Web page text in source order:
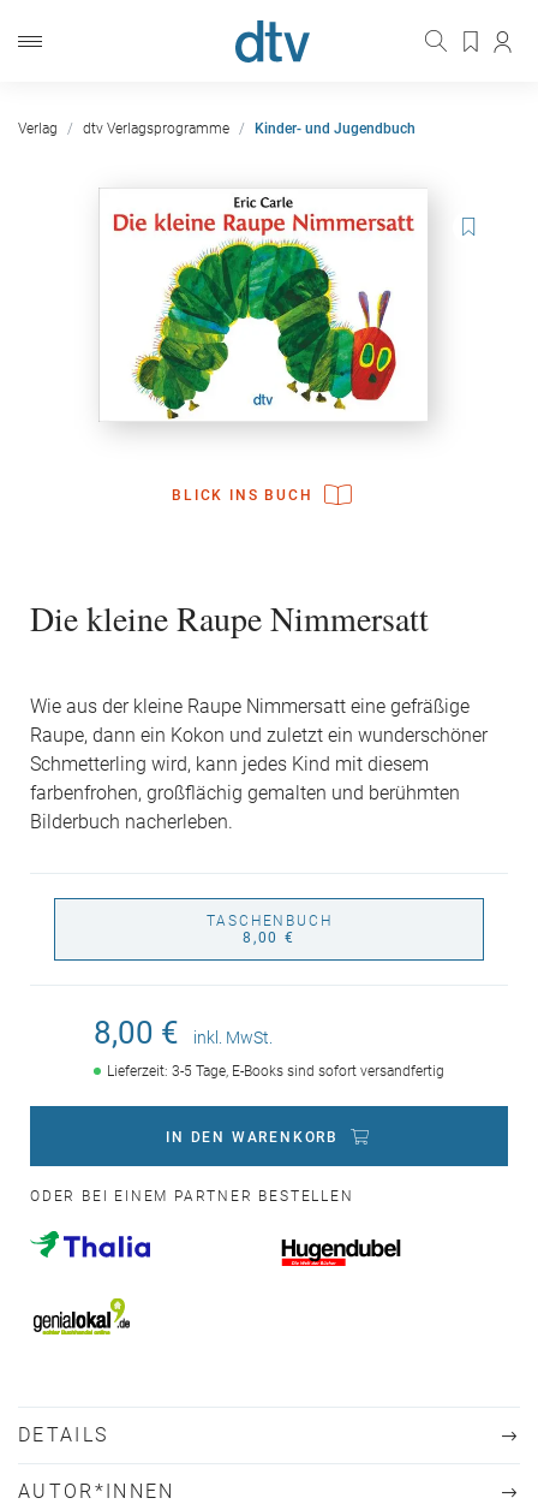
Verlag dtv Verlagsprogramme Kinder- und Jugendbuch
BLICK INS BUCH
Die kleine Raupe Nimmersatt
Wie aus der kleine Raupe Nimmersatt eine gefräßige
Raupe, dann ein Kokon und zuletzt ein wunderschöner
Schmetterling wird, kann jedes Kind mit diesem
farbenfrohen, großflächig gemalten und berühmten
Bilderbuch nacherleben.
TASCHENBUCH
8,00 €
8,00 € inkl. MwSt.
Lieferzeit: 3-5 Tage, E-Books sind sofort versandfertig
IN DEN WARENKORB
ODER BEI EINEM PARTNER BESTELLEN
DETAILS
AUTOR*INNEN